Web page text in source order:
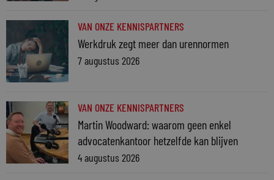
VAN ONZE KENNISPARTNERS
Werkdruk zegt meer dan urennormen
7 augustus 2026
VAN ONZE KENNISPARTNERS
Martin Woodward: waarom geen enkel
advocatenkantoor hetzelfde kan blijven
4 augustus 2026